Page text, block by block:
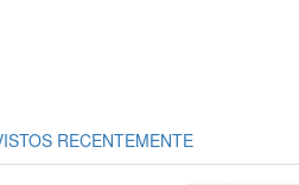
RECENTEMENTE